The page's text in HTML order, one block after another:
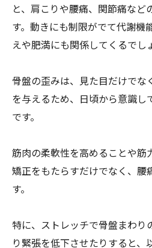
と、肩こりや腰痛、関節痛など
す。動きにも制限がでて代謝機
えや肥満にも関係してくるでし
骨盤の歪みは、見た目だけでな
を与えるため、日頃から意識し
です。
筋肉の柔軟性を高めることや筋
矯正をもたらすだけでなく、腰
す。
特に、ストレッチで骨盤まわり
り緊張を低下させたりすると、